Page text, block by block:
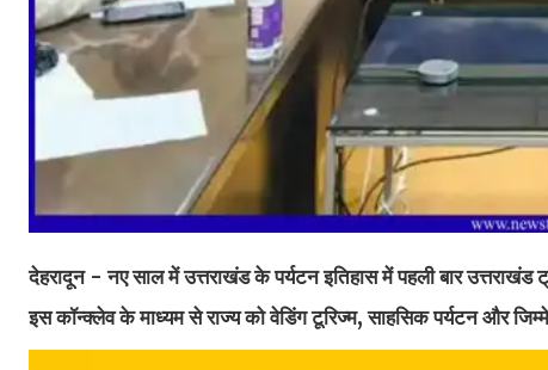
देहरादून - नए साल में उत्तराखंड के पर्यटन इतिहास में पहली बार
इस कॉन्क्लेव के माध्यम से राज्य को वेडिंग टूरिज्म, साहसिक पर्यटन और